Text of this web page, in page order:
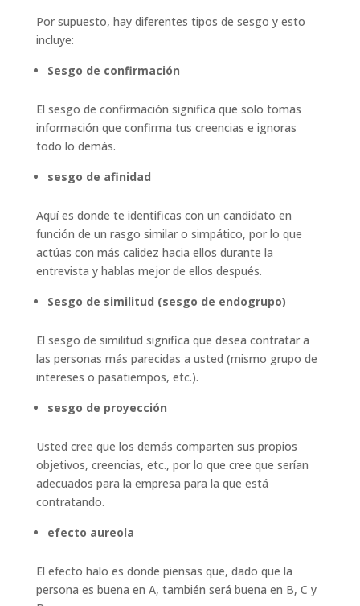
Por supuesto, hay diferentes tipos de sesgo y esto
incluye:
Sesgo de confirmación
El sesgo de confirmación significa que solo tomas
información que confirma tus creencias e ignoras
todo lo demás.
sesgo de afinidad
Aquí es donde te identificas con un candidato en
función de un rasgo similar o simpático, por lo que
actúas con más calidez hacia ellos durante la
entrevista y hablas mejor de ellos después.
Sesgo de similitud (sesgo de endogrupo)
El sesgo de similitud significa que desea contratar a
las personas más parecidas a usted (mismo grupo de
intereses o pasatiempos, etc.).
sesgo de proyección
Usted cree que los demás comparten sus propios
objetivos, creencias, etc., por lo que cree que serían
adecuados para la empresa para la que está
contratando.
efecto aureola
El efecto halo es donde piensas que, dado que la
persona es buena en A, también será buena en B, C y